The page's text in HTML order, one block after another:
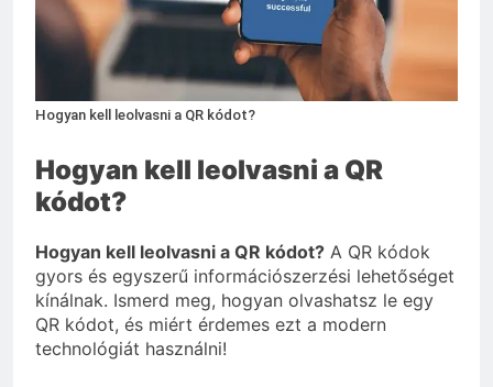
vérnyomás?
3 Nap Ezelőtt
Hogyan kell leolvasni a QR kódot?
Hogyan kell leolvasni a QR
kódot?
Hogyan kell leolvasni a QR kódot? A QR kódok
gyors és egyszerű információszerzési lehetőséget
kínálnak. Ismerd meg, hogyan olvashatsz le egy
QR kódot, és miért érdemes ezt a modern
technológiát használni!